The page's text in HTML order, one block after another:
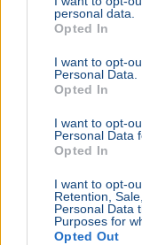
personal data.
Opted In
I want to opt-
Personal Data.
Opted In
I want to opt-
Personal Data
Opted In
I want to opt-
Retention,
Personal Data
Purposes for
Opted Out